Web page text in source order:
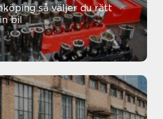
väljer du rätt
bil